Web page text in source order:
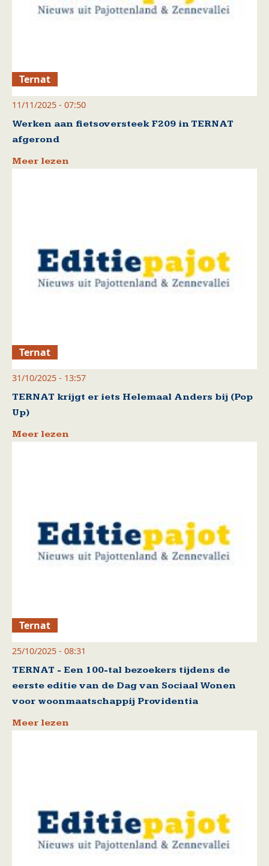
Ternat
11/11/2025 - 07:50
Werken aan fietsoversteek F209 in TERNAT
afgerond
Meer lezen
Ternat
31/10/2025 - 13:57
TERNAT krijgt er iets Helemaal Anders bij (Pop
Up)
Meer lezen
Ternat
25/10/2025 - 08:31
TERNAT - Een 100-tal bezoekers tijdens de
eerste editie van de Dag van Sociaal Wonen
voor woonmaatschappij Providentia
Meer lezen